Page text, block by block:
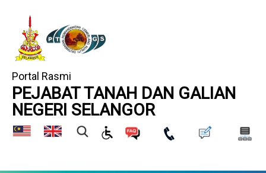
Portal Rasmi
PEJABAT TANAH DAN GALIAN
NEGERI SELANGOR